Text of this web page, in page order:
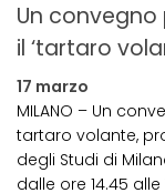
Un convegno
il ‘tartaro
17 marzo
MILANO – Un
tartaro volante,
degli Studi di
dalle ore 14.45